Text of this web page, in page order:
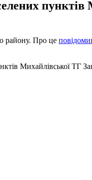
району. Про це
Михайлівської ТГ